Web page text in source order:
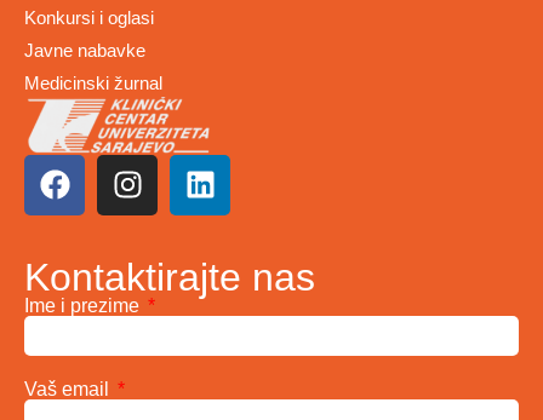
Konkursi i oglasi
Javne nabavke
Medicinski žurnal
Kontaktirajte nas
Ime i prezime
Vaš email